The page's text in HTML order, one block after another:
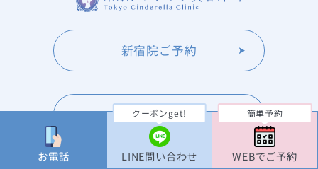
お電話
クーポンget!
LINE問い合わせ
簡単予約
WEBでご予約
新宿院ご予約
池袋院ご予約